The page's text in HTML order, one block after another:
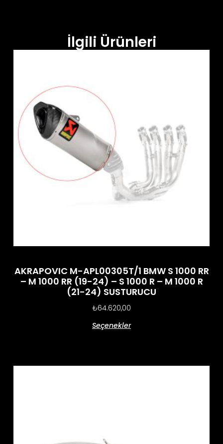
İlgili Ürünleri
AKRAPOVIC M-APL00305T/1 BMW S 1000 RR
– M 1000 RR (19-24) – S 1000 R – M 1000 R
(21-24) SUSTURUCU
₺64.620,00
Seçenekler